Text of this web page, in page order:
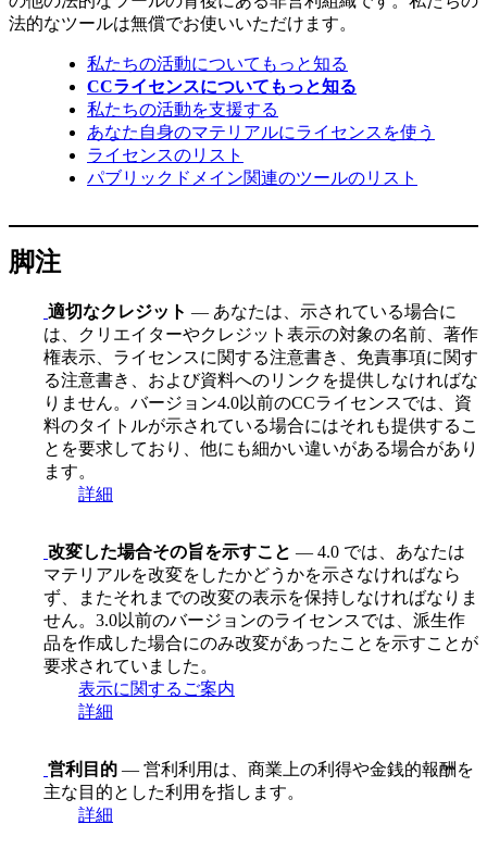
法的なツールは無償でお使いいただけます。
私たちの活動についてもっと知る
CCライセンスについてもっと知る
私たちの活動を支援する
あなた自身のマテリアルにライセンスを使う
ライセンスのリスト
パブリックドメイン関連のツールのリスト
脚注
適切なクレジット — あなたは、示されている場合に
は、クリエイターやクレジット表示の対象の名前、著作
権表示、ライセンスに関する注意書き、免責事項に関す
る注意書き、および資料へのリンクを提供しなければな
りません。バージョン4.0以前のCCライセンスでは、資
料のタイトルが示されている場合にはそれも提供するこ
とを要求しており、他にも細かい違いがある場合があり
ます。
詳細
改変した場合その旨を示すこと — 4.0 では、あなたは
マテリアルを改変をしたかどうかを示さなければなら
ず、またそれまでの改変の表示を保持しなければなりま
せん。3.0以前のバージョンのライセンスでは、派生作
品を作成した場合にのみ改変があったことを示すことが
要求されていました。
表示に関するご案内
詳細
営利目的 — 営利利用は、商業上の利得や金銭的報酬を
主な目的とした利用を指します。
詳細